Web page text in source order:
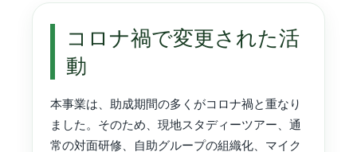
コロナ禍で変更された活
動
本事業は、助成期間の多くがコロナ禍と重なり
ました。そのため、現地スタディーツアー、通
常の対面研修、自助グループの組織化、マイク